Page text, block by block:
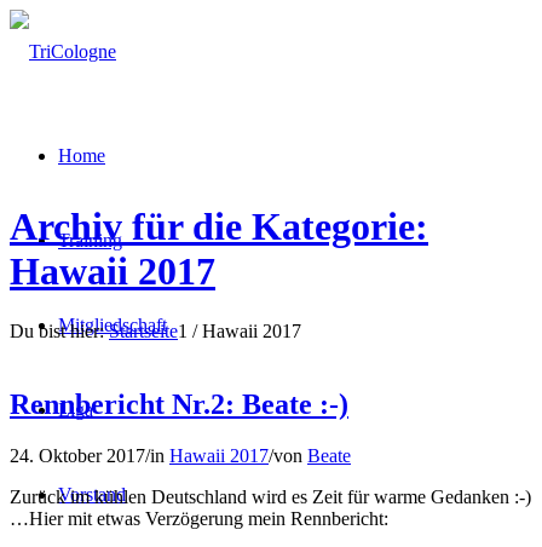
Home
Training
Mitgliedschaft
Liga
Vorstand
Archiv für die Kategorie:
Hawaii 2017
Du bist hier: Startseite1 / Hawaii 2017
Rennbericht Nr.2: Beate :-)
24. Oktober 2017/in Hawaii 2017/von Beate
Zurück im kühlen Deutschland wird es Zeit für warme Gedanken :-)
…Hier mit etwas Verzögerung mein Rennbericht: